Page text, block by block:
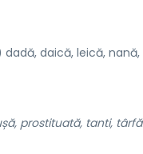
daică, leică,
prostituată, tanti,